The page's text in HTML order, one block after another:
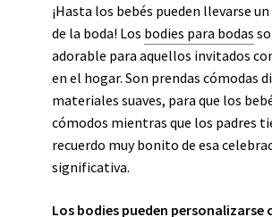
¡Hasta los bebés pueden llevarse
de la boda! Los bodies para bodas
adorable para aquellos invitados
en el hogar. Son prendas cómodas
materiales suaves, para que los
cómodos mientras que los padres
recuerdo muy bonito de esa
significativa.
Los bodies pueden personalizarse